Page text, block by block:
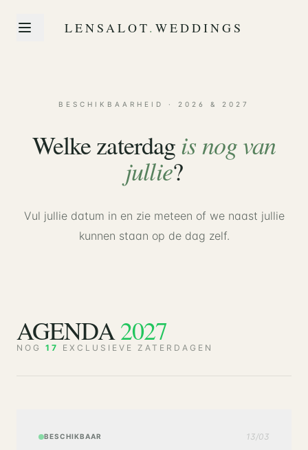
LENSALOT. WEDDINGS
BESCHIKBAARHEID · 2026 & 2027
Welke zaterdagis nog van
jullie?
Vul jullie datum in en zie meteen of we naast jullie
kunnen staan op de dag zelf.
AGENDA2027
NOG 17 EXCLUSIEVE ZATERDAGEN
BESCHIKBAAR 13/03